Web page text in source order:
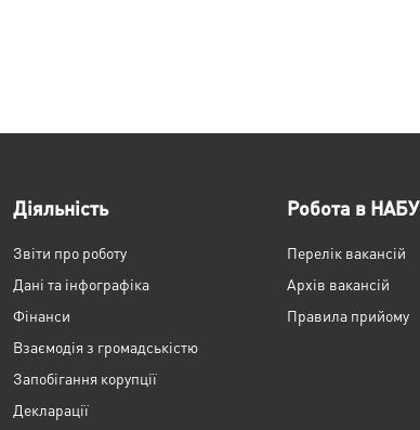
Діяльність
Звіти про роботу
Дані та інфографіка
Фінанси
Взаємодія з громадськістю
Запобігання корупції
Декларації
Робота в НАБУ
Перелік вакансій
Архів вакансій
Правила прийому